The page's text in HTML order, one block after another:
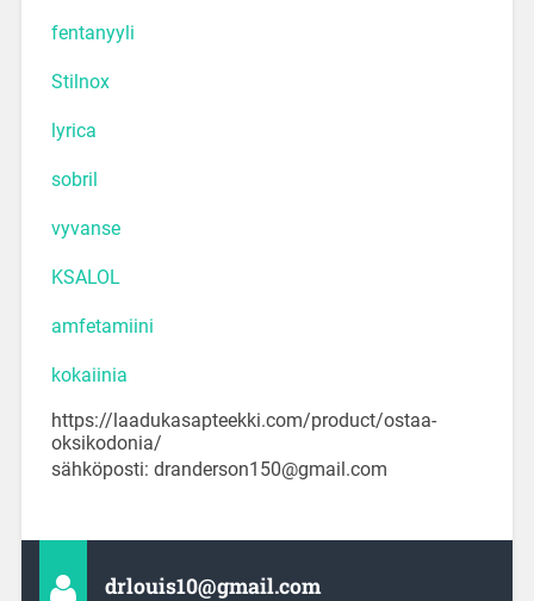
fentanyyli
Stilnox
lyrica
sobril
vyvanse
KSALOL
amfetamiini
kokaiinia
https://laadukasapteekki.com/product/ostaa-
oksikodonia/
sähköposti: dranderson150@gmail.com
drlouis10@gmail.com